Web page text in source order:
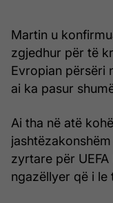
Martin u
zgjedhur për të
Evropian përsëri
ai ka pasur
Ai tha në atë
zyrtare për
ngazëllyer që i le